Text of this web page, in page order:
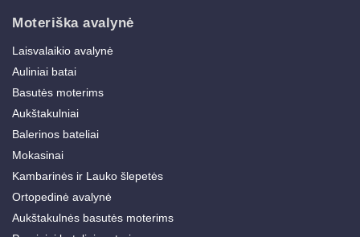
Moteriška avalynė
Laisvalaikio avalynė
Auliniai batai
Basutės moterims
Aukštakulniai
Balerinos bateliai
Mokasinai
Kambarinės ir Lauko šlepetės
Ortopedinė avalynė
Aukštakulnės basutės moterims